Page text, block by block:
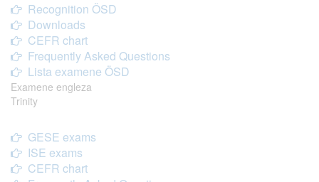
Recognition ÖSD
Downloads
CEFR chart
Frequently Asked Questions
Lista examene ÖSD
Examene engleza
Trinity
GESE exams
ISE exams
CEFR chart